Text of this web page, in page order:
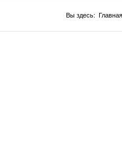
Вы здесь: Главная